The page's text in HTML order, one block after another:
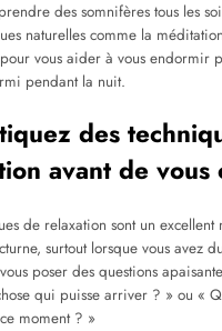
des somnifères tous les
naturelles comme la
vous aider à vous endormir
pendant la nuit.
des
avant de vous
de relaxation sont un
surtout lorsque vous avez
poser des questions
qui puisse arriver ? » ou «
moment ? »